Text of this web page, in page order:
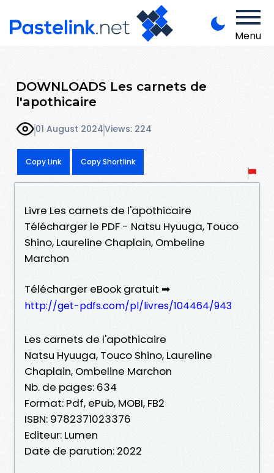
Menu
DOWNLOADS Les carnets de
l'apothicaire
01 August 2024Views: 224
Copy Link Copy Shortlink
Livre Les carnets de l'apothicaire
Télécharger le PDF - Natsu Hyuuga, Touco
Shino, Laureline Chaplain, Ombeline
Marchon
Télécharger eBook gratuit ➡
http://get-pdfs.com/pl/livres/104464/943
Les carnets de l'apothicaire
Natsu Hyuuga, Touco Shino, Laureline
Chaplain, Ombeline Marchon
Nb. de pages: 634
Format: Pdf, ePub, MOBI, FB2
ISBN: 9782371023376
Editeur: Lumen
Date de parution: 2022